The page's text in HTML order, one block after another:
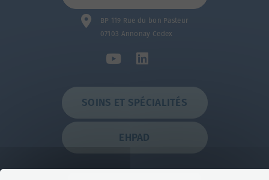
BP 119 Rue du bon Pasteur
07103 Annonay Cedex
SOINS ET SPÉCIALITÉS
EHPAD